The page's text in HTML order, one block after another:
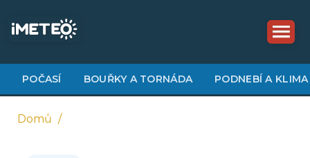
obsahu
POČASÍ BOUŘKY A TORNÁDA PODNEBÍ A KLIMA
Domů